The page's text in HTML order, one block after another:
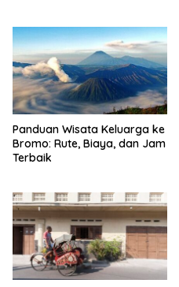
Panduan Wisata Keluarga ke
Bromo: Rute, Biaya, dan Jam
Terbaik